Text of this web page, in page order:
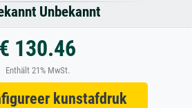
Unbekannt
€ 130.46
Enthält 21% MwSt.
kunstafdruk